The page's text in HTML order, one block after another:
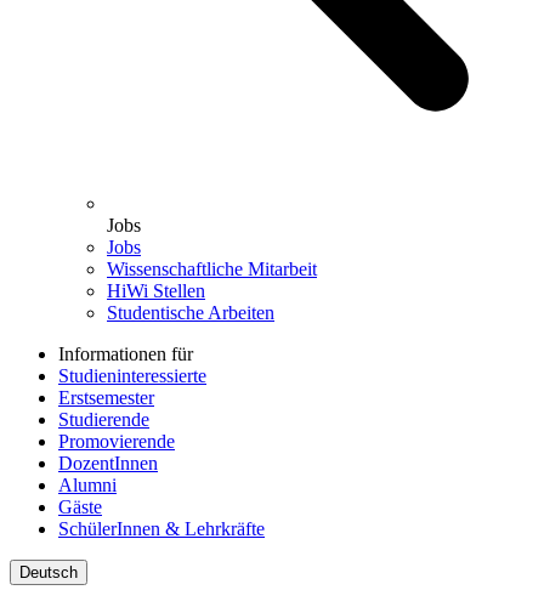
Jobs
Jobs
Wissenschaftliche Mitarbeit
HiWi Stellen
Studentische Arbeiten
Informationen für
Studieninteressierte
Erstsemester
Studierende
Promovierende
DozentInnen
Alumni
Gäste
SchülerInnen & Lehrkräfte
Deutsch